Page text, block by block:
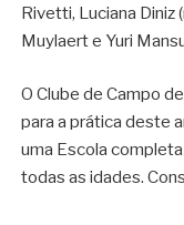
Rivetti, Luciana Diniz
Muylaert e Yuri
O Clube de Campo
para a prática deste
uma Escola
todas as idades.